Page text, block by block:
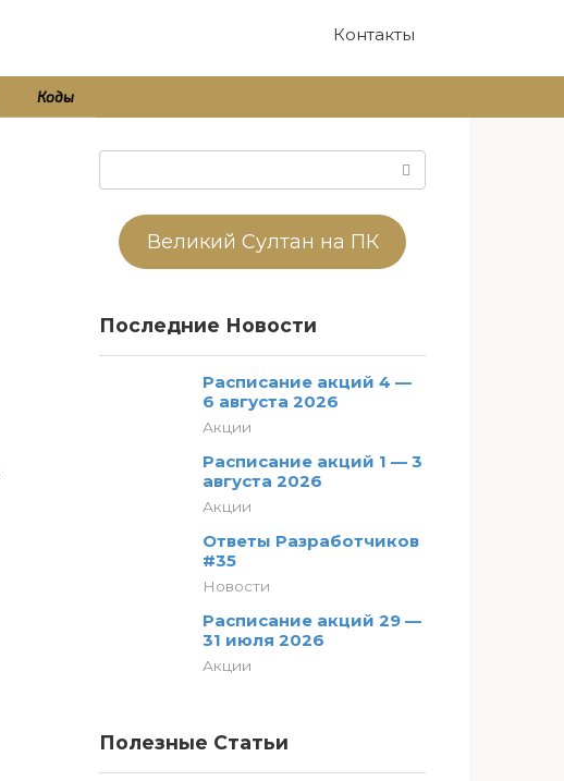
Контакты
Коды
Великий Султан на ПК
Последние Новости
Расписание акций 4 —
6 августа 2026
Акции
Расписание акций 1 — 3
августа 2026
Акции
Ответы Разработчиков
#35
Новости
Расписание акций 29 —
31 июля 2026
Акции
Полезные Статьи